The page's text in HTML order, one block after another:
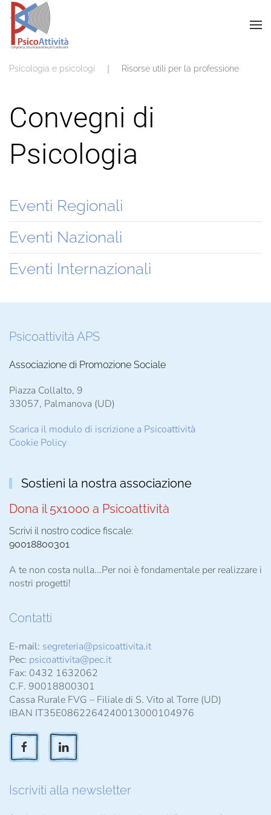
Psicologia e psicologi Risorse utili per la professione
Convegni di
Psicologia
Eventi Regionali
Eventi Nazionali
Eventi Internazionali
Psicoattività APS
Associazione di Promozione Sociale
Piazza Collalto, 9
33057, Palmanova (UD)
Scarica il modulo di iscrizione a Psicoattività
Cookie Policy
Sostieni la nostra associazione
Dona il 5x1000 a Psicoattività
Scrivi il nostro codice fiscale:
90018800301
A te non costa nulla...Per noi è fondamentale per realizzare i
nostri progetti!
Contatti
E-mail: segreteria@psicoattivita.it
Pec: psicoattivita@pec.it
Fax: 0432 1632062
C.F. 90018800301
Cassa Rurale FVG – Filiale di S. Vito al Torre (UD)
IBAN IT35E0862264240013000104976
Iscriviti alla newsletter